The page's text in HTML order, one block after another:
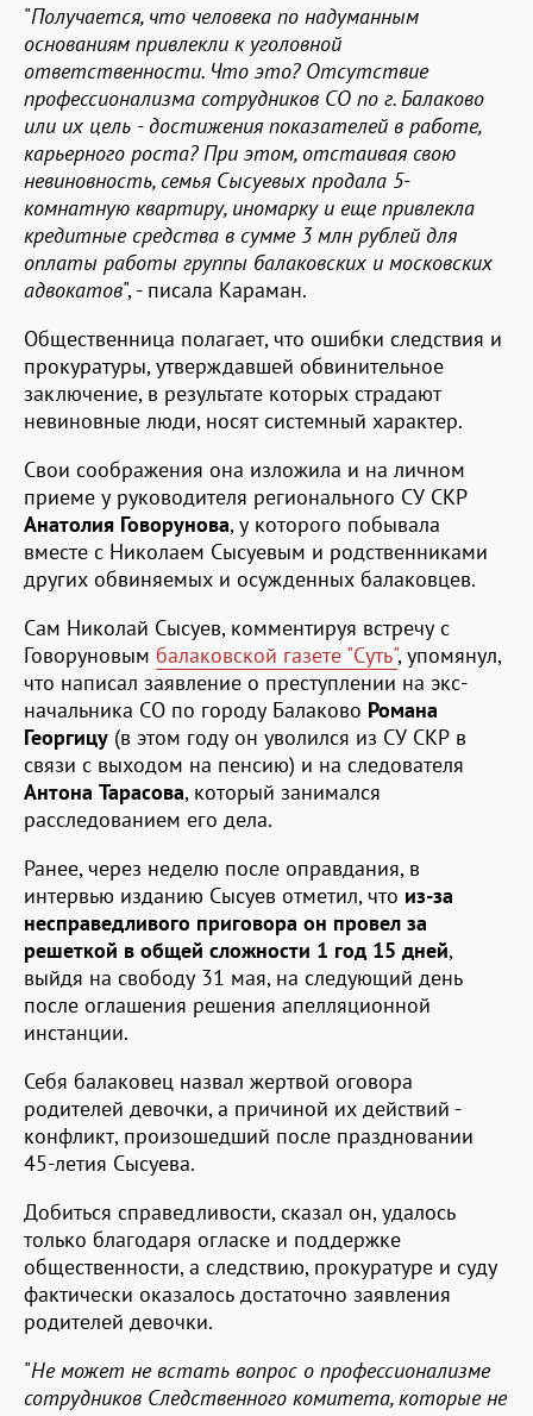
"Получается, что человека по надуманным
основаниям привлекли к уголовной
ответственности. Что это? Отсутствие
профессионализма сотрудников СО по г. Балаково
или их цель - достижения показателей в работе,
карьерного роста? При этом, отстаивая свою
невиновность, семья Сысуевых продала 5-
комнатную квартиру, иномарку и еще привлекла
кредитные средства в сумме 3 млн рублей для
оплаты работы группы балаковских и московских
адвокатов", - писала Караман.
Общественница полагает, что ошибки следствия и
прокуратуры, утверждавшей обвинительное
заключение, в результате которых страдают
невиновные люди, носят системный характер.
Свои соображения она изложила и на личном
приеме у руководителя регионального СУ СКР
Анатолия Говорунова, у которого побывала
вместе с Николаем Сысуевым и родственниками
других обвиняемых и осужденных балаковцев.
Сам Николай Сысуев, комментируя встречу с
Говоруновым балаковской газете "Суть", упомянул,
что написал заявление о преступлении на экс-
начальника СО по городу Балаково Романа
Георгицу (в этом году он уволился из СУ СКР в
связи с выходом на пенсию) и на следователя
Антона Тарасова, который занимался
расследованием его дела.
Ранее, через неделю после оправдания, в
интервью изданию Сысуев отметил, что из-за
несправедливого приговора он провел за
решеткой в общей сложности 1 год 15 дней,
выйдя на свободу 31 мая, на следующий день
после оглашения решения апелляционной
инстанции.
Себя балаковец назвал жертвой оговора
родителей девочки, а причиной их действий -
конфликт, произошедший после праздновании
45-летия Сысуева.
Добиться справедливости, сказал он, удалось
только благодаря огласке и поддержке
общественности, а следствию, прокуратуре и суду
фактически оказалось достаточно заявления
родителей девочки.
"Не может не встать вопрос о профессионализме
сотрудников Следственного комитета, которые не